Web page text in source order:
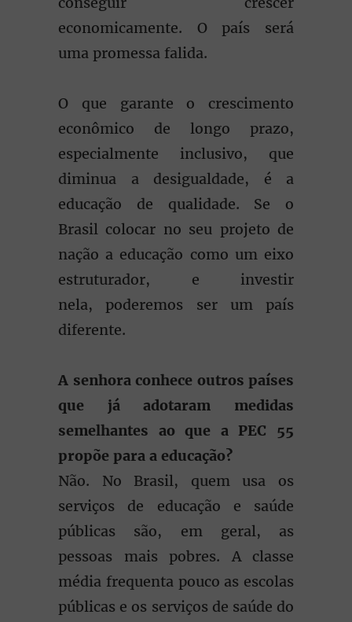
economicamente. O país será
uma promessa falida.
O que garante o crescimento
econômico de longo prazo,
especialmente inclusivo, que
diminua a desigualdade, é a
educação de qualidade. Se o
Brasil colocar no seu projeto de
nação a educação como um eixo
estruturador, e investir
nela, poderemos ser um país
diferente.
A senhora conhece outros países
que já adotaram medidas
semelhantes ao que a PEC 55
propõe para a educação?
Não. No Brasil, quem usa os
serviços de educação e saúde
públicas são, em geral, as
pessoas mais pobres. A classe
média frequenta pouco as escolas
públicas e os serviços de saúde do